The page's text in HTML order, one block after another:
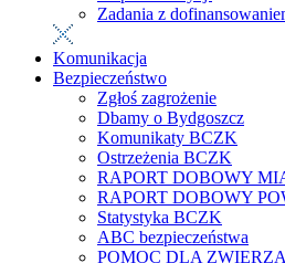
Zadania z
Komunikacja
Bezpieczeństwo
Zgłoś zagrożenie
Dbamy o Bydgoszcz
Komunikaty BCZK
Ostrzeżenia BCZK
RAPORT DOBOWY
RAPORT DOBOWY
Statystyka BCZK
ABC bezpieczeństwa
POMOC DLA